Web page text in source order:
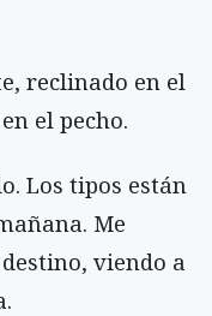
reclinado en el
el pecho.
Los tipos están
Me
viendo a